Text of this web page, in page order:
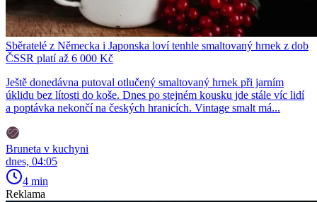
Sběratelé z Německa i Japonska loví tenhle smaltovaný hrnek z dob
ČSSR platí až 6 000 Kč
Ještě donedávna putoval otlučený smaltovaný hrnek při jarním
úklidu bez lítosti do koše. Dnes po stejném kousku jde stále víc lidí
a poptávka nekončí na českých hranicích. Vintage smalt má...
Bruneta v kuchyni
dnes, 04:05
4 min
Reklama